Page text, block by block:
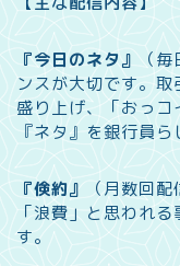
『今日のネタ』 （
ンスが大切です。
盛り上げ、「おっ
『ネタ』を銀行員
『倹約』 （月数回
「浪費」と思われ
す。